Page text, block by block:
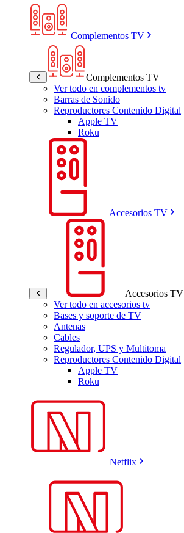
Complementos TV
Complementos TV
Ver todo en complementos tv
Barras de Sonido
Reproductores Contenido Digital
Apple TV
Roku
Accesorios TV
Accesorios TV
Ver todo en accesorios tv
Bases y soporte de TV
Antenas
Cables
Regulador, UPS y Multitoma
Reproductores Contenido Digital
Apple TV
Roku
Netflix